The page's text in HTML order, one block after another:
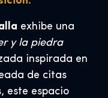
exhibe una
y la piedra
inspirada en
de citas
este espacio